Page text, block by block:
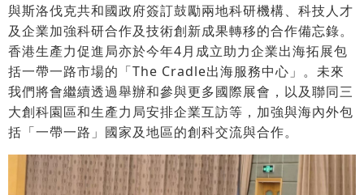
與斯洛伐克共和國政府簽訂鼓勵兩地科研機構、科技人才
及企業加強科研合作及技術創新成果轉移的合作備忘錄。
香港生產力促進局亦於今年4月成立助力企業出海拓展包
括一帶一路市場的「The Cradle出海服務中心」。未來
我們將會繼續透過舉辦和參與更多國際展會，以及聯同三
大創科園區和生產力局安排企業互訪等，加強與海內外包
括「一帶一路」國家及地區的創科交流與合作。